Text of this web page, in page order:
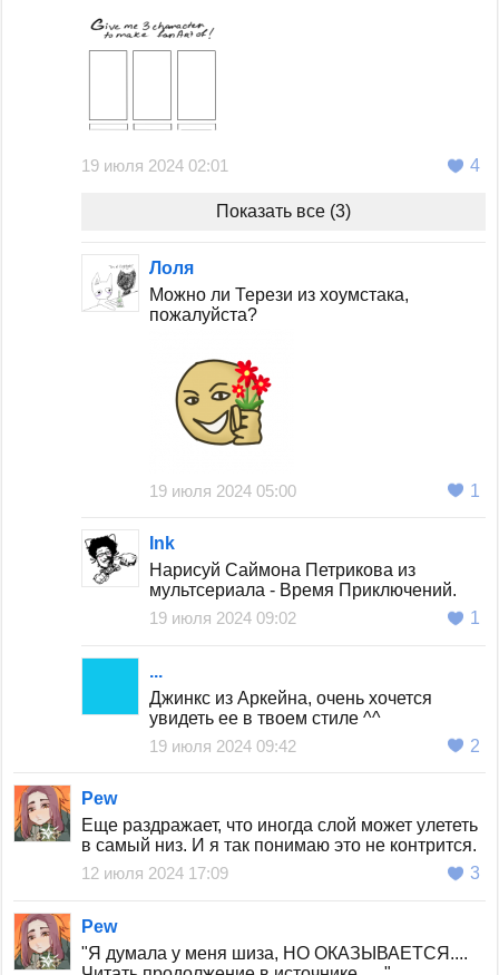
19 июля 2024 02:01 4
Показать все (3)
Лоля
Можно ли Терези из хоумстака,
пожалуйста?
19 июля 2024 05:00 1
Ink
Нарисуй Саймона Петрикова из
мультсериала - Время Приключений.
19 июля 2024 09:02
1
...
Джинкс из Аркейна, очень хочется
увидеть ее в твоем стиле ^^
19 июля 2024 09:42
2
Pew
Еще раздражает, что иногда слой может улететь
в самый низ. И я так понимаю это не контрится.
12 июля 2024 17:09
3
Pew
"Я думала у меня шиза, НО ОКАЗЫВАЕТСЯ....